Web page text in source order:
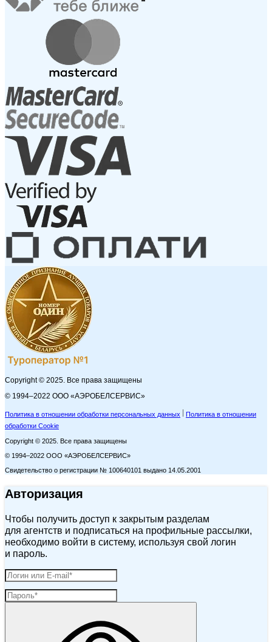
Copyright © 2025. Все права защищены
© 1994–2022 ООО «АЭРОБЕЛСЕРВИС»
Политика в отношении обработки персональных данных
Политика в отношении
обработки Cookie
Copyright © 2025. Все права защищены
© 1994–2022 ООО «АЭРОБЕЛСЕРВИС»
Свидетельство о регистрации № 100640101 выдано 14.05.2001
Авторизация
Чтобы получить доступ к закрытым разделам
для агентств и подписаться на профильные рассылки,
необходимо войти в систему, используя свой логин
и пароль.